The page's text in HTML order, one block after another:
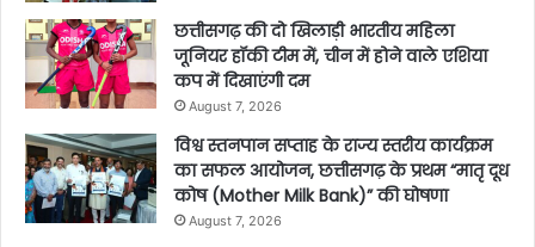
छत्तीसगढ़ की दो खिलाड़ी भारतीय महिला
जूनियर हॉकी टीम में, चीन में होने वाले एशिया
कप में दिखाएंगी दम
August 7, 2026
विश्व स्तनपान सप्ताह के राज्य स्तरीय कार्यक्रम
का सफल आयोजन, छत्तीसगढ़ के प्रथम “मातृ दूध
कोष (Mother Milk Bank)” की घोषणा
August 7, 2026